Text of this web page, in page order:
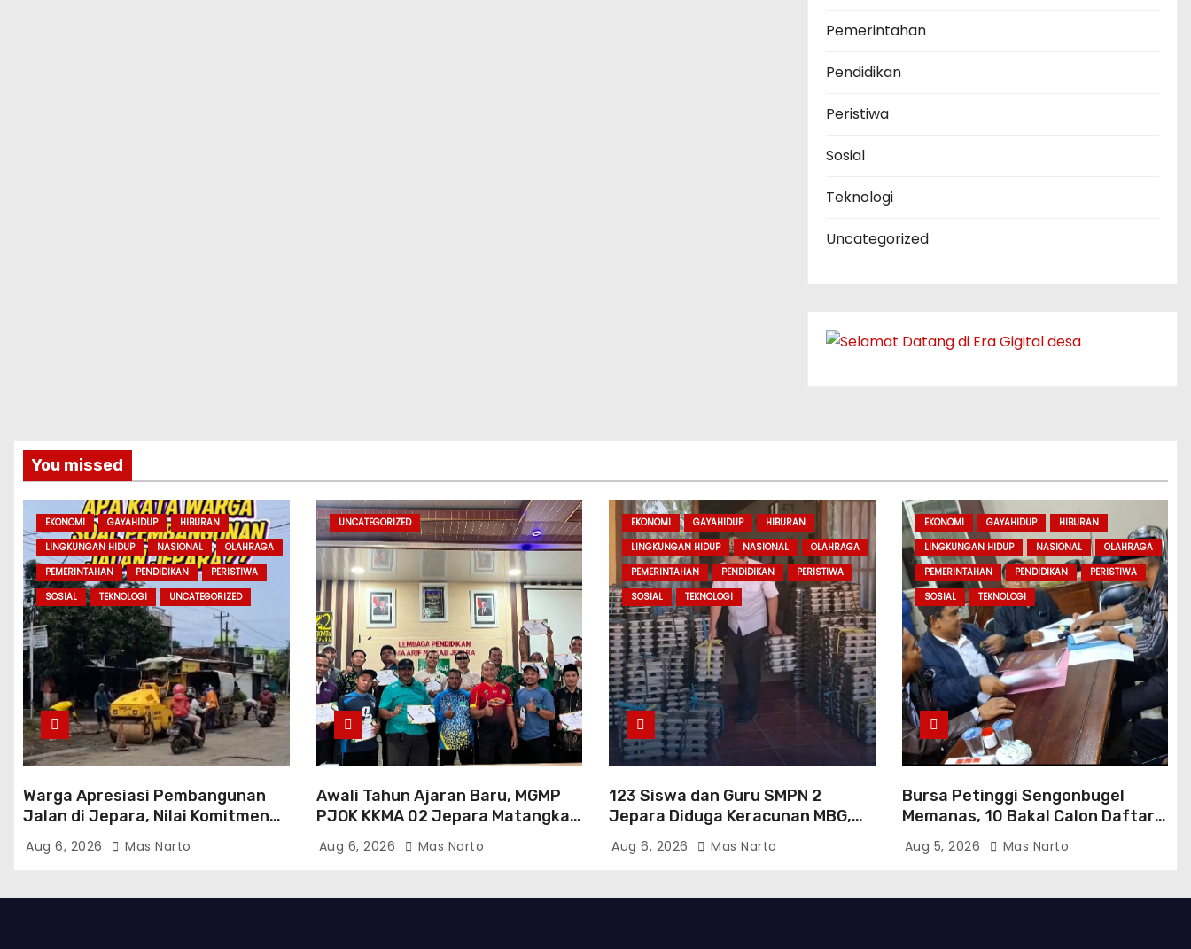
Pemerintahan
Pendidikan
Peristiwa
Sosial
Teknologi
Uncategorized
You missed
EKONOMI GAYAHIDUP
HIBURAN
LINGKUNGAN HIDUP
NASIONAL
OLAHRAGA
PEMERINTAHAN
PENDIDIKAN
PERISTIWA
SOSIAL
TEKNOLOGI UNCATEGORIZED
Warga Apresiasi Pembangunan
Jalan di Jepara, Nilai Komitmen
Bupati Witiarso Tingkatkan
Infrastruktur dan Perekonomian
Aug 6, 2026 Mas Narto
UNCATEGORIZED
Awali Tahun Ajaran Baru, MGMP
PJOK KKMA 02 Jepara Matangkan
Program Kerja dan Asesmen
Gasal
Aug 6, 2026 Mas Narto
EKONOMI GAYAHIDUP
HIBURAN
LINGKUNGAN HIDUP
NASIONAL
OLAHRAGA
PEMERINTAHAN
PENDIDIKAN
PERISTIWA
SOSIAL
TEKNOLOGI
123 Siswa dan Guru SMPN 2
Jepara Diduga Keracunan MBG,
Investigasi Dinkes Temukan
Sejumlah Pelanggaran di Dapur
Aug 6, 2026 Mas Narto
EKONOMI GAYAHIDUP
HIBURAN
LINGKUNGAN HIDUP
NASIONAL
OLAHRAGA
PEMERINTAHAN
PENDIDIKAN
PERISTIWA
SOSIAL
TEKNOLOGI
Bursa Petinggi Sengonbugel
Memanas, 10 Bakal Calon Daftar,
Muncul Peserta dari Luar Desa
hingga Jakarta
Aug 5, 2026 Mas Narto